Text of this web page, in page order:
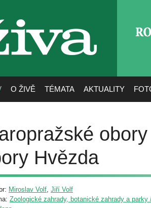
živa
O ŽIVĚ TÉMATA AKTUALITY
Hvězda
Miroslav Volf, Jiří Volf
Zoologické zahrady, botanické zahrady a parky